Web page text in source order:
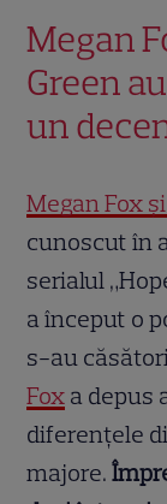
Megan
Green
un
Megan Fox
cunoscut în
serialul
a început o
s-au
Fox a depus
diferențele
majore.